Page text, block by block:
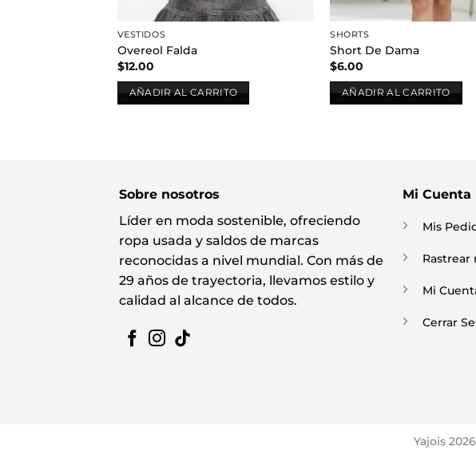
VESTIDOS
Overeol Falda
$12.00
AÑADIR AL CARRITO
SHORTS
Short De Dama
$6.00
AÑADIR AL CARRITO
Sobre nosotros
Líder en moda sostenible, ofreciendo
ropa usada y saldos de marcas
reconocidas a nivel mundial. Con más de
29 años de trayectoria, llevamos estilo y
calidad al alcance de todos.
Mi Cuenta
Mis
Mi
Cerrar
Yajois